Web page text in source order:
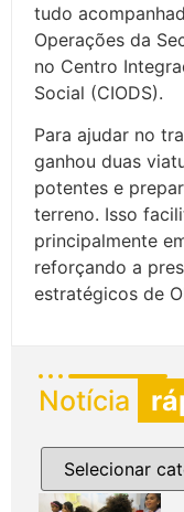
tudo
Operações da
no Centro
Social (CIODS).
Para ajudar no
ganhou duas
potentes e
terreno. Isso
principalmente
reforçando a
estratégicos de
Notícia